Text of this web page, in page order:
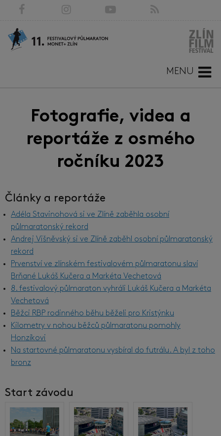
MENU
Fotografie, videa a
reportáže z osmého
ročníku 2023
Články a reportáže
Adéla Stavinohová si ve Zlíně zaběhla osobní
půlmaratonský rekord
Andrej Višněvský si ve Zlíně zaběhl osobní půlmaratonský
rekord
Prvenství ve zlínském festivalovém půlmaratonu slaví
Brňané Lukáš Kučera a Markéta Vechetová
8. festivalový půlmaraton vyhráli Lukáš Kučera a Markéta
Vechetová
Běžci RBP rodinného běhu běželi pro Kristýnku
Kilometry v nohou běžců půlmaratonu pomohly
Honzíkovi
Na startovné půlmaratonu vysbíral do futrálu. A byl z toho
bronz
Start závodu